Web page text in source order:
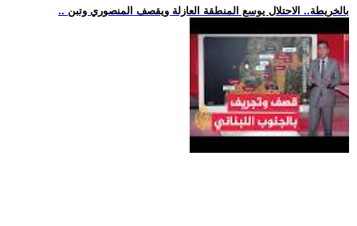
.. بالخريطة.. الاحتلال يوسع المنطقة العازلة ويقصف المنصوري وتبن